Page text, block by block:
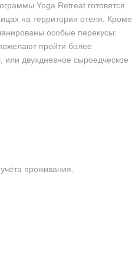
Yoga Retreat готовятся
на территории отеля. Кроме
особые перекусы:
пройти более
или двухдневное сыроедческое
проживания.